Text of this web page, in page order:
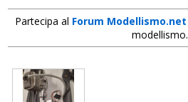
Partecipa al Forum Modellismo.net
modellismo.